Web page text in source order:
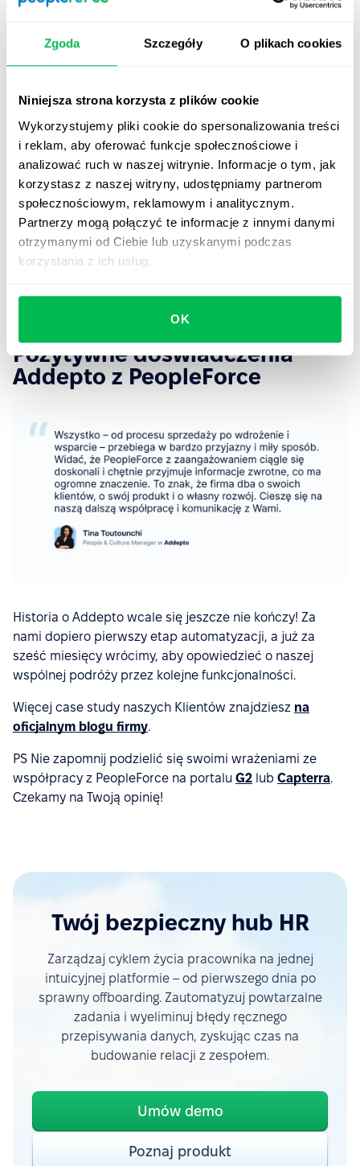
Zgoda Szczegóły O plikach cookies
Niniejsza strona korzysta z plików cookie
Wykorzystujemy pliki cookie do spersonalizowania treści
i reklam, aby oferować funkcje społecznościowe i
analizować ruch w naszej witrynie. Informacje o tym, jak
korzystasz z naszej witryny, udostępniamy partnerom
społecznościowym, reklamowym i analitycznym.
Partnerzy mogą połączyć te informacje z innymi danymi
otrzymanymi od Ciebie lub uzyskanymi podczas
korzystania z ich usług.
OK
Addepto
3 najważniejsze zalety
PeopleForce według Addepto
Dostępność różnorodnych funkcji i możliwość
przechowywania informacji w jednym, wspólnym
miejscu.
Bezproblemowy, płynny onboarding z dedykowanym
Customer Success Managerem.
Konkurencyjna oferta cenowa i możliwość doboru
Pozytywne doświadczenia
Addepto z PeopleForce
Historia o Addepto wcale się jeszcze nie kończy! Za
nami dopiero pierwszy etap automatyzacji, a już za
sześć miesięcy wrócimy, aby opowiedzieć o naszej
wspólnej podróży przez kolejne funkcjonalności.
Więcej case study naszych Klientów znajdziesz na
oficjalnym blogu firmy.
PS Nie zapomnij podzielić się swoimi wrażeniami ze
współpracy z PeopleForce na portalu G2 lub Capterra.
Czekamy na Twoją opinię!
Twój bezpieczny hub HR
Zarządzaj cyklem życia pracownika na jednej
intuicyjnej platformie – od pierwszego dnia po
sprawny offboarding. Zautomatyzuj powtarzalne
zadania i wyeliminuj błędy ręcznego
przepisywania danych, zyskując czas na
budowanie relacji z zespołem.
Umów demo
Poznaj produkt